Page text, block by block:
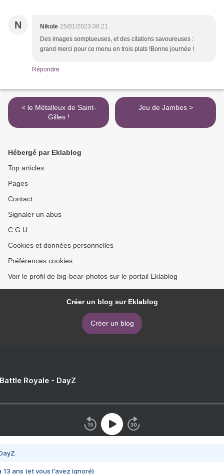
N Nikole 25/01/2023 08:21
Des images somptueuses, et des citations savoureuses :
grand merci pour ce menu en trois plats !Bonne journée !
Répondre
< le Métalleux de Saint-
Gilles !
Jeu de Jambes >
Hébergé par Eklablog
Top articles
Pages
Contact
Signaler un abus
C.G.U.
Cookies et données personnelles
Préférences cookies
Voir le profil de big-bear-photos sur le portail Eklablog
Créer un blog sur Eklablog
Créer un blog
Royale - DayZ
13 ans (et vous l'avez ignoré)